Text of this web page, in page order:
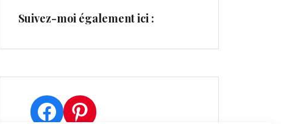
Suivez-moi également ici :
Facebook
Pinterest